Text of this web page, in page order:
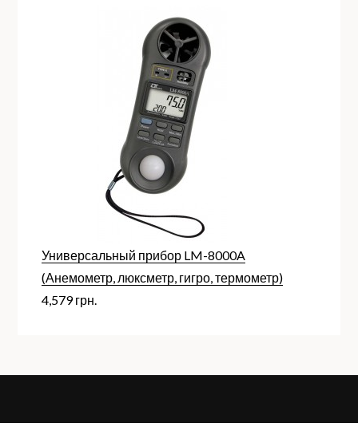
Универсальный прибор LM-8000A
(Анемометр, люксметр, гигро, термометр)
4,579грн.